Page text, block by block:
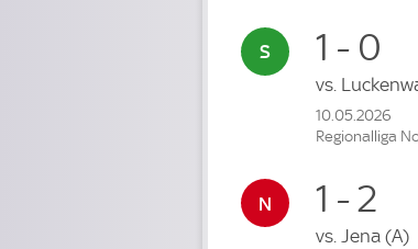
1 - 0
vs.
10.05.2026
Regionalliga
1 - 2
vs. Jena (A)